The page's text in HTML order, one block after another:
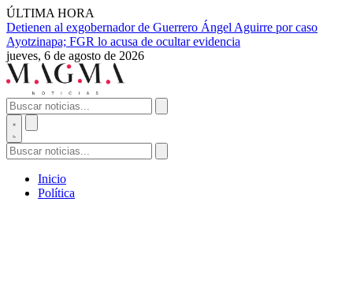
ÚLTIMA HORA
Detienen al exgobernador de Guerrero Ángel Aguirre por caso
Ayotzinapa; FGR lo acusa de ocultar evidencia
jueves, 6 de agosto de 2026
Inicio
Política